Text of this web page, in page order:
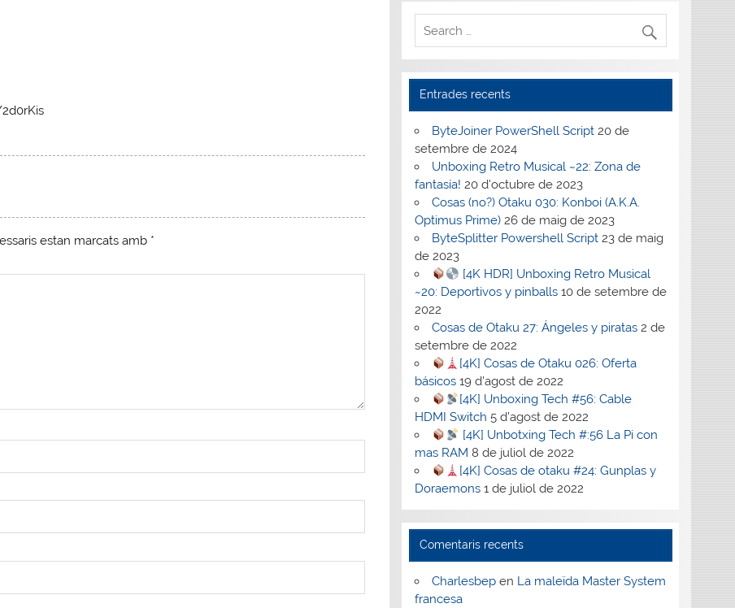
estan marcats amb *
Entrades recents
ByteJoiner PowerShell Script 20 de
setembre de 2024
Unboxing Retro Musical ~22: Zona de
fantasía! 20 d'octubre de 2023
Cosas (no?) Otaku 030: Konboi (A.K.A.
Optimus Prime) 26 de maig de 2023
ByteSplitter Powershell Script 23 de maig
de 2023
[4K HDR] Unboxing Retro Musical
~20: Deportivos y pinballs 10 de setembre de
2022
Cosas de Otaku 27: Ángeles y piratas 2 de
setembre de 2022
[4K] Cosas de Otaku 026: Oferta
básicos 19 d'agost de 2022
[4K] Unboxing Tech #56: Cable
HDMI Switch 5 d'agost de 2022
[4K] Unbotxing Tech #:56 La Pi con
mas RAM 8 de juliol de 2022
[4K] Cosas de otaku #24: Gunplas y
Doraemons 1 de juliol de 2022
Comentaris recents
Charlesbepen La maleïda Master System
francesa